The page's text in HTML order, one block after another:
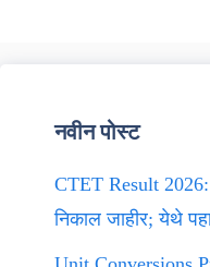
नवीन पोस्ट
CTET Result 2026:
निकाल जाहीर; येथे